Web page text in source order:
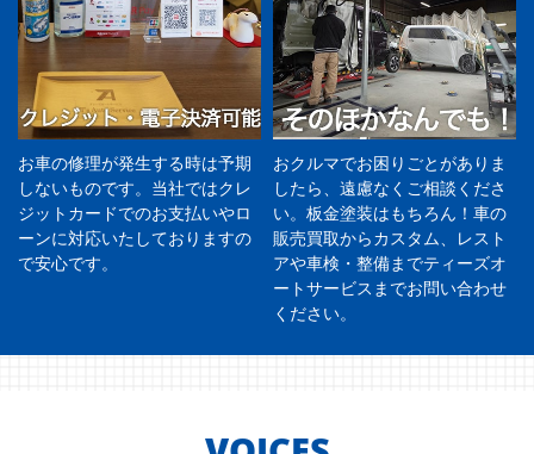
お車の修理が発生する時は予期
しないものです。当社ではクレ
ジットカードでのお支払いやロ
ーンに対応いたしておりますの
で安心です。
おクルマでお困りごとがありま
したら、遠慮なくご相談くださ
い。板金塗装はもちろん！車の
販売買取からカスタム、レスト
アや車検・整備までティーズオ
ートサービスまでお問い合わせ
ください。